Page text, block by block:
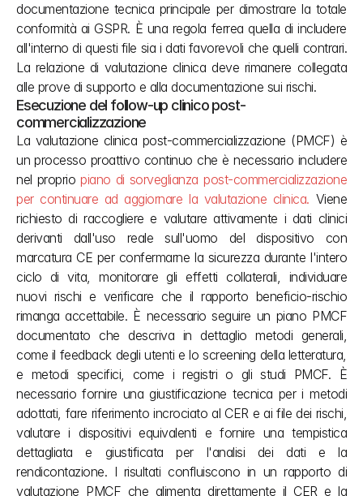
documentazione tecnica principale per dimostrare la totale
conformità ai GSPR. È una regola ferrea quella di includere
all'interno di questi file sia i dati favorevoli che quelli contrari.
La relazione di valutazione clinica deve rimanere collegata
alle prove di supporto e alla documentazione sui rischi.
Esecuzione del follow-up clinico post-
commercializzazione
La valutazione clinica post-commercializzazione (PMCF) è
un processo proattivo continuo che è necessario includere
nel proprio piano di sorveglianza post-commercializzazione
per continuare ad aggiornare la valutazione clinica. Viene
richiesto di raccogliere e valutare attivamente i dati clinici
derivanti dall'uso reale sull'uomo del dispositivo con
marcatura CE per confermarne la sicurezza durante l'intero
ciclo di vita, monitorare gli effetti collaterali, individuare
nuovi rischi e verificare che il rapporto beneficio-rischio
rimanga accettabile. È necessario seguire un piano PMCF
documentato che descriva in dettaglio metodi generali,
come il feedback degli utenti e lo screening della letteratura,
e metodi specifici, come i registri o gli studi PMCF. È
necessario fornire una giustificazione tecnica per i metodi
adottati, fare riferimento incrociato al CER e ai file dei rischi,
valutare i dispositivi equivalenti e fornire una tempistica
dettagliata e giustificata per l'analisi dei dati e la
rendicontazione. I risultati confluiscono in un rapporto di
valutazione PMCF che alimenta direttamente il CER e la